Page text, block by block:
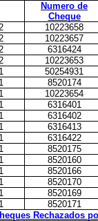
Numero de
Cheque
10223658
10223657
6316424
10223653
50254931
8520174
10223654
6316401
6316402
6316413
6316422
8520175
8520160
8520166
8520170
8520169
8520171
Rechazados